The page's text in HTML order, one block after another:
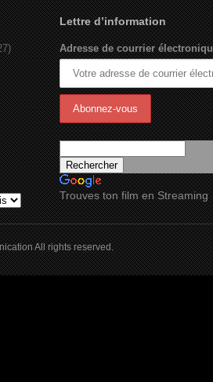
Lettre d’information
Adresse de courrier
Trouves ton film en Streaming
All rights reserved.